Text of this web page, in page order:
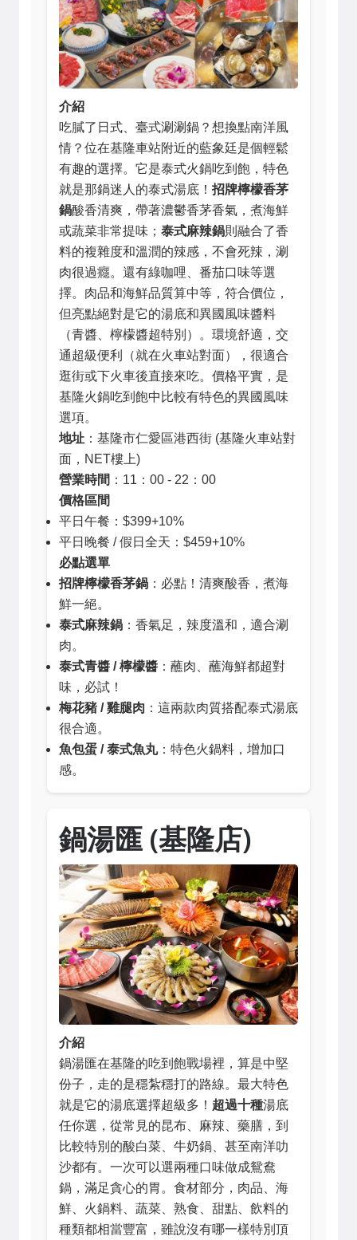
介紹
吃膩了日式、臺式涮涮鍋？想換點南洋風
情？位在基隆車站附近的藍象廷是個輕鬆
有趣的選擇。它是泰式火鍋吃到飽，特色
就是那鍋迷人的泰式湯底！ 招牌檸檬香茅
鍋酸香清爽，帶著濃鬱香茅香氣，煮海鮮
或蔬菜非常提味； 泰式麻辣鍋則融合了香
料的複雜度和溫潤的辣感，不會死辣，涮
肉很過癮。還有綠咖哩、番茄口味等選
擇。肉品和海鮮品質算中等，符合價位，
但亮點絕對是它的湯底和異國風味醬料
（青醬、檸檬醬超特別）。環境舒適，交
通超級便利（就在火車站對面），很適合
逛街或下火車後直接來吃。價格平實，是
基隆火鍋吃到飽中比較有特色的異國風味
選項。
地址 ：基隆市仁愛區港西街 (基隆火車站對
面，NET樓上)
營業時間 ：11：00 - 22：00
價格區間
平日午餐：$399+10%
平日晚餐 / 假日全天：$459+10%
必點選單
招牌檸檬香茅鍋 ：必點！清爽酸香，煮海
鮮一絕。
泰式麻辣鍋 ：香氣足，辣度溫和，適合涮
肉。
泰式青醬 / 檸檬醬 ：蘸肉、蘸海鮮都超對
味，必試！
梅花豬 / 雞腿肉 ：這兩款肉質搭配泰式湯底
很合適。
魚包蛋 / 泰式魚丸：特色火鍋料，增加口
感。
鍋湯匯 (基隆店)
介紹
鍋湯匯在基隆的吃到飽戰場裡，算是中堅
份子，走的是穩紮穩打的路線。最大特色
就是它的湯底選擇超級多！ 超過十種湯底
任你選，從常見的昆布、麻辣、藥膳，到
比較特別的酸白菜、牛奶鍋、甚至南洋叻
沙都有。一次可以選兩種口味做成鴛鴦
鍋，滿足貪心的胃。食材部分，肉品、海
鮮、火鍋料、蔬菜、熟食、甜點、飲料的
種類都相當豐富，雖說沒有哪一樣特別頂